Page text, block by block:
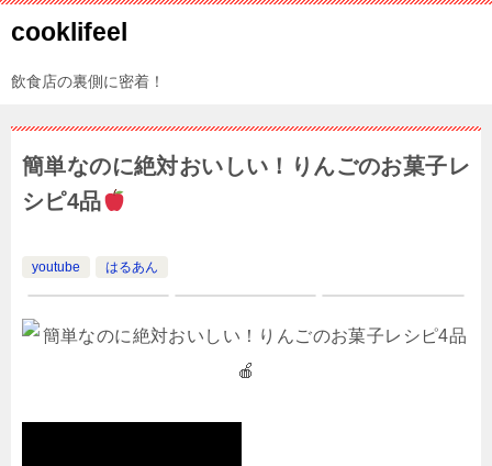
cooklifeel
飲食店の裏側に密着！
簡単なのに絶対おいしい！りんごのお菓子レ
シピ4品
youtube はるあん